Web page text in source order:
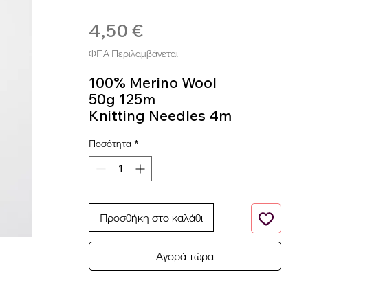
4,50 €Τιμή
ΦΠΑ Περιλαμβάνεται
100% Merino Wool
50g 125m
Knitting Needles 4m
Ποσότητα *
Προσθήκη στο καλάθι
Αγορά τώρα